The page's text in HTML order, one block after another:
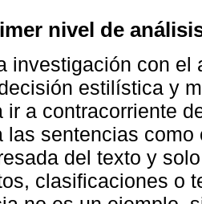
nivel de
investigación con
estilística y
ir a contracorriente
las sentencias
del texto y
clasificaciones o